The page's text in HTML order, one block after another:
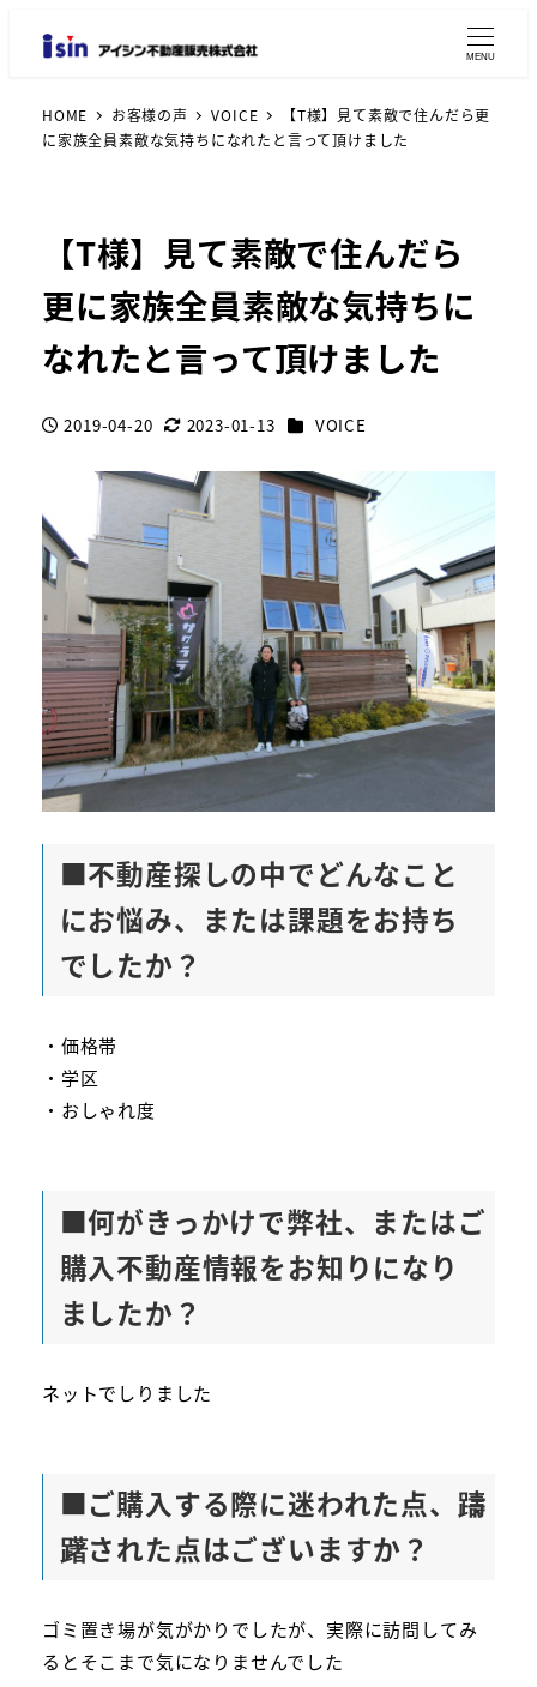
MENU
HOME お客様の声 VOICE
【T様】見て素敵で住んだら更
に家族全員素敵な気持ちになれたと言って頂けました
【T様】見て素敵で住んだら
更に家族全員素敵な気持ちに
なれたと言って頂けました
投稿日
2019-04-20
更新日
2023-01-13 カテゴリー
VOICE
■不動産探しの中でどんなこと
にお悩み、または課題をお持ち
でしたか？
・価格帯
・学区
・おしゃれ度
■何がきっかけで弊社、またはご
購入不動産情報をお知りになり
ましたか？
ネットでしりました
■ご購入する際に迷われた点、躊
躇された点はございますか？
ゴミ置き場が気がかりでしたが、実際に訪問してみ
るとそこまで気になりませんでした